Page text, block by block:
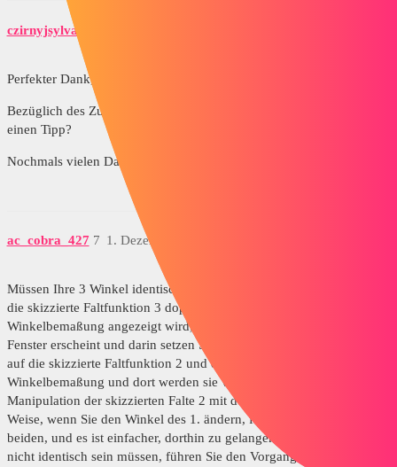
czirnyjsylvain
Perfekter Dank,
Bezüglich des Zusammentreffens der beiden Stopps, haben Sie bitte
einen Tipp?
Nochmals vielen Dank.
ac_cobra_427 1. Dezember 2018 um 16:38
7
Müssen Ihre 3 Winkel identisch sein? Wenn ja, müssen Sie nur auf
die skizzierte Faltfunktion 3 doppelklicken und Sie und sobald die
Winkelbemaßung angezeigt wird, doppelklicken Sie darauf und das
Fenster erscheint und darin setzen Sie ein = dann doppelklicken Sie
auf die skizzierte Faltfunktion 2 und dort klicken Sie auf die
Winkelbemaßung und dort werden sie verknüpft, dann führen Sie die
Manipulation der skizzierten Falte 2 mit der 1 durch. Auf diese
Weise, wenn Sie den Winkel des 1. ändern, folgen die anderen
beiden, und es ist einfacher, dorthin zu gelangen, und wenn die 3
nicht identisch sein müssen, führen Sie den Vorgang mit denen